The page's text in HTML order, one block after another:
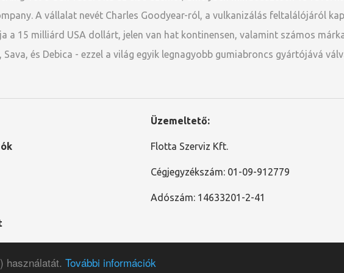
használatát. További információk
A vállalat nevét Charles Goodyear-ról, a vulkanizálás feltalálójáról
a 15 milliárd USA dollárt, jelen van hat kontinensen, valamint számos
Sava, és Debica - ezzel a világ egyik legnagyobb gumiabroncs gyártójává
Üzemeltető:
Flotta Szerviz Kft.
Cégjegyzékszám: 01-09-912779
Adószám: 14633201-2-41